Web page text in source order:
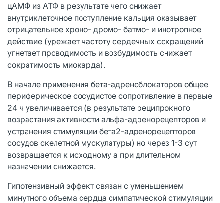
цАМФ из АТФ в результате чего снижает
внутриклеточное поступление кальция оказывает
отрицательное хроно- дромо- батмо- и инотропное
действие (урежает частоту сердечных сокращений
угнетает проводимость и возбудимость снижает
сократимость миокарда).
В начале применения бета-адреноблокаторов общее
периферическое сосудистое сопротивление в первые
24 ч увеличивается (в результате реципрокного
возрастания активности альфа-адренорецепторов и
устранения стимуляции бета2-адренорецепторов
сосудов скелетной мускулатуры) но через 1-3 сут
возвращается к исходному а при длительном
назначении снижается.
Гипотензивный эффект связан с уменьшением
минутного объема сердца симпатической стимуляции